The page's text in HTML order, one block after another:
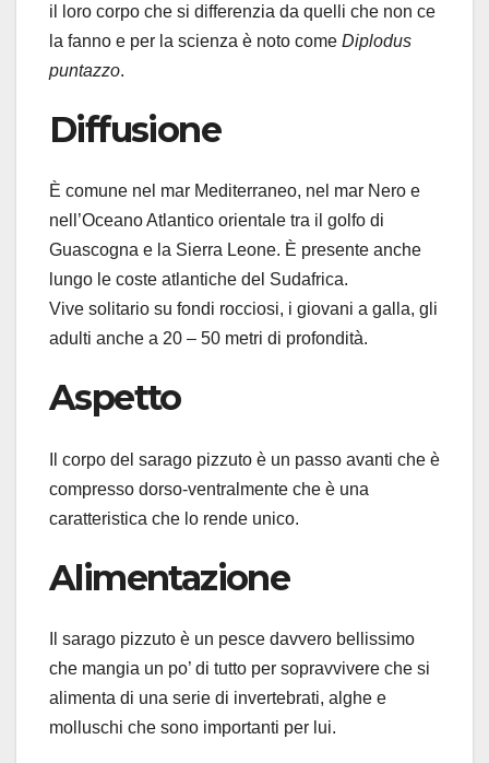
il loro corpo che si differenzia da quelli che non ce
la fanno e per la scienza è noto come Diplodus
puntazzo.
Diffusione
È comune nel mar Mediterraneo, nel mar Nero e
nell’Oceano Atlantico orientale tra il golfo di
Guascogna e la Sierra Leone. È presente anche
lungo le coste atlantiche del Sudafrica.
Vive solitario su fondi rocciosi, i giovani a galla, gli
adulti anche a 20 – 50 metri di profondità.
Aspetto
Il corpo del sarago pizzuto è un passo avanti che è
compresso dorso-ventralmente che è una
caratteristica che lo rende unico.
Alimentazione
Il sarago pizzuto è un pesce davvero bellissimo
che mangia un po’ di tutto per sopravvivere che si
alimenta di una serie di invertebrati, alghe e
molluschi che sono importanti per lui.